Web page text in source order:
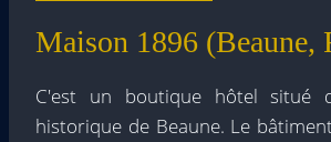
Maison 1896 (Beaune,
C'est un boutique hôtel situé
historique de Beaune. Le